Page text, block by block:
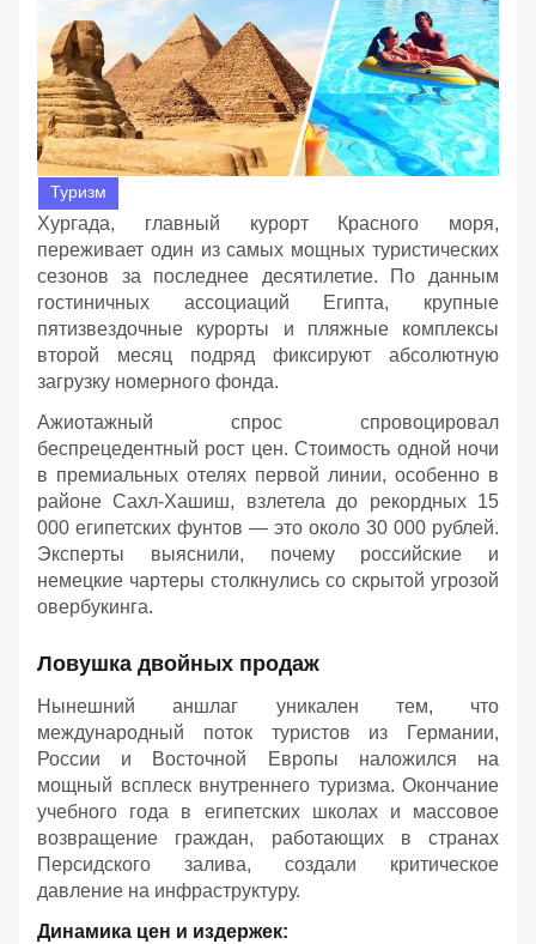
Туризм
Хургада, главный курорт Красного моря,
переживает один из самых мощных туристических
сезонов за последнее десятилетие. По данным
гостиничных ассоциаций Египта, крупные
пятизвездочные курорты и пляжные комплексы
второй месяц подряд фиксируют абсолютную
загрузку номерного фонда.
Ажиотажный спрос спровоцировал
беспрецедентный рост цен. Стоимость одной ночи
в премиальных отелях первой линии, особенно в
районе Сахл-Хашиш, взлетела до рекордных 15
000 египетских фунтов — это около 30 000 рублей.
Эксперты выяснили, почему российские и
немецкие чартеры столкнулись со скрытой угрозой
овербукинга.
Ловушка двойных продаж
Нынешний аншлаг уникален тем, что
международный поток туристов из Германии,
России и Восточной Европы наложился на
мощный всплеск внутреннего туризма. Окончание
учебного года в египетских школах и массовое
возвращение граждан, работающих в странах
Персидского залива, создали критическое
давление на инфраструктуру.
Динамика цен и издержек: